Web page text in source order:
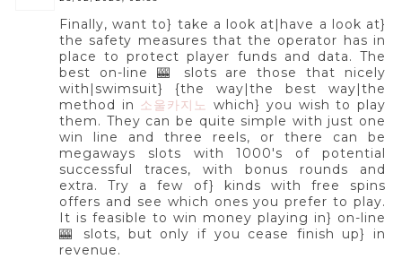
Finally, want to} take a look at|have a look at}
the safety measures that the operator has in
place to protect player funds and data. The
best on-line 🎰 slots are those that nicely
with|swimsuit} {the way|the best way|the
method in 소울카지노 which} you wish to play
them. They can be quite simple with just one
win line and three reels, or there can be
megaways slots with 1000's of potential
successful traces, with bonus rounds and
extra. Try a few of} kinds with free spins
offers and see which ones you prefer to play.
It is feasible to win money playing in} on-line
🎰 slots, but only if you cease finish up} in
revenue.